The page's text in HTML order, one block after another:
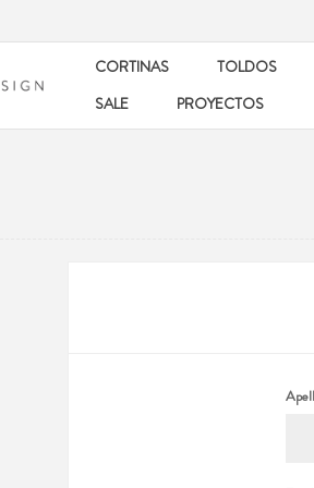
CORTINAS TOLDOS
SALE
PROYECTOS